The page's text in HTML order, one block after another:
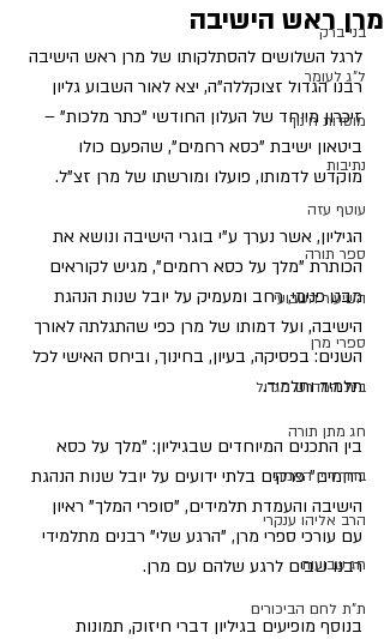
בני ברק
ל"ג לעומר
מוסדות חינוך
נתיבות
עוטף עזה
ספר תורה
השיעור השבועי
ספרי מרן
בית המדרש הגדול
חג מתן תורה
ברוך דיין האמת
הרב אליהו ענקרי
חג שבועות
ת"ת לחם הביכורים
מרן ראש הישיבה
לרגל השלושים להסתלקותו של מרן ראש הישיבה
רבנו הגדול זצוקללה"ה, יצא לאור השבוע גליון
זיכרון מיוחד של העלון החודשי "כתר מלכות" –
ביטאון ישיבת "כסא רחמים", שהפעם כולו
מוקדש לדמותו, פועלו ומורשתו של מרן זצ"ל.
הגיליון, אשר נערך ע"י בוגרי הישיבה ונושא את
הכותרת "מלך על כסא רחמים", מגיש לקוראים
מבט פנימי, רחב ומעמיק על יובל שנות הנהגת
הישיבה, ועל דמותו של מרן כפי שהתגלתה לאורך
השנים: בפסיקה, בעיון, בחינוך, וביחס האישי לכל
תלמיד ותלמיד.
בין התכנים המיוחדים שבגיליון: "מלך על כסא
רחמים" פרקים בלתי ידועים על יובל שנות הנהגת
הישיבה והעמדת תלמידים, "סופרי המלך" ראיון
עם עורכי ספרי מרן, "הרגע שלי" רבנים מתלמידי
רבנו שבים לרגע שלהם עם מרן.
בנוסף מופיעים בגיליון דברי חיזוק, תמונות